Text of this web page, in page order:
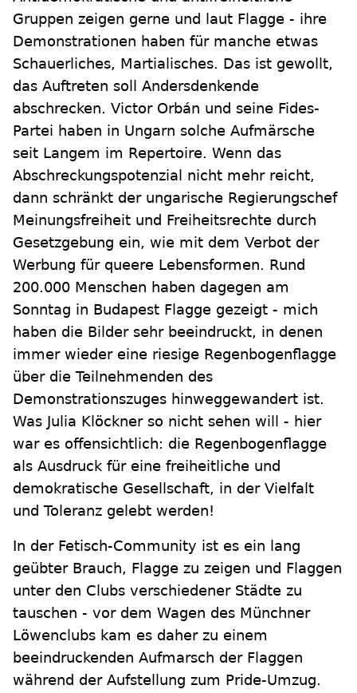
Gruppen zeigen gerne und laut Flagge - ihre
Demonstrationen haben für manche etwas
Schauerliches, Martialisches. Das ist gewollt,
das Auftreten soll Andersdenkende
abschrecken. Victor Orbán und seine Fides-
Partei haben in Ungarn solche Aufmärsche
seit Langem im Repertoire. Wenn das
Abschreckungspotenzial nicht mehr reicht,
dann schränkt der ungarische Regierungschef
Meinungsfreiheit und Freiheitsrechte durch
Gesetzgebung ein, wie mit dem Verbot der
Werbung für queere Lebensformen. Rund
200.000 Menschen haben dagegen am
Sonntag in Budapest Flagge gezeigt - mich
haben die Bilder sehr beeindruckt, in denen
immer wieder eine riesige Regenbogenflagge
über die Teilnehmenden des
Demonstrationszuges hinweggewandert ist.
Was Julia Klöckner so nicht sehen will - hier
war es offensichtlich: die Regenbogenflagge
als Ausdruck für eine freiheitliche und
demokratische Gesellschaft, in der Vielfalt
und Toleranz gelebt werden!
In der Fetisch-Community ist es ein lang
geübter Brauch, Flagge zu zeigen und Flaggen
unter den Clubs verschiedener Städte zu
tauschen - vor dem Wagen des Münchner
Löwenclubs kam es daher zu einem
beeindruckenden Aufmarsch der Flaggen
während der Aufstellung zum Pride-Umzug.